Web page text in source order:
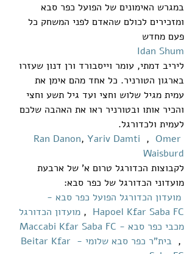
במגרש האימונים של הפועל כפר סבא
ומזכירים לכולם שהאדם לפני המשחק כל
פעם מחדש
Idan Shum
ליריב דמתי, עומר וייסבורד ורן דנון שעזרו
בארגון הטורניר. כל אחד מהם אימן את
עמית מגיל שלוש וחצי ועד גיל תשע וחצי
והכיר אותו ובטורניר ראו את האהבה שלכם
לעמית ולכדורגל.
Ran Danon, Yariv Damti
  ,
Omer
Waisburd
לקבוצות הכדורגל טרום א' של ארבעת
מועדוני הכדורגל של כפר סבא:
מועדון הכדורגל הפועל כפר סבא -
Hapoel Kfar Saba FC
  ,
מועדון הכדורגל
מכבי כפר סבא - Maccabi Kfar Saba FC
בית"ר כפר סבא שלומי - Beitar Kfar